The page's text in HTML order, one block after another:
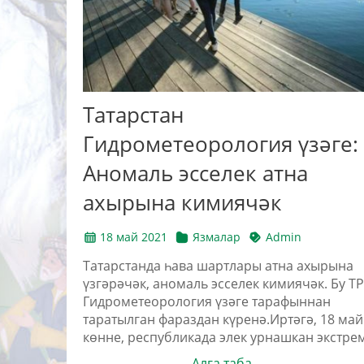
Татарстан
Гидрометеорология үзәге:
Аномаль эсселек атна
ахырына кимиячәк
18 май 2021 Язмалар Admin
Татарстанда һава шартлары атна ахырына
үзгәрәчәк, аномаль эсселек кимиячәк. Бу ТР
Гидрометеорология үзәге тарафыннан
таратылган фараздан күренә.Иртәгә, 18 май
көнне, республикада элек урнашкан